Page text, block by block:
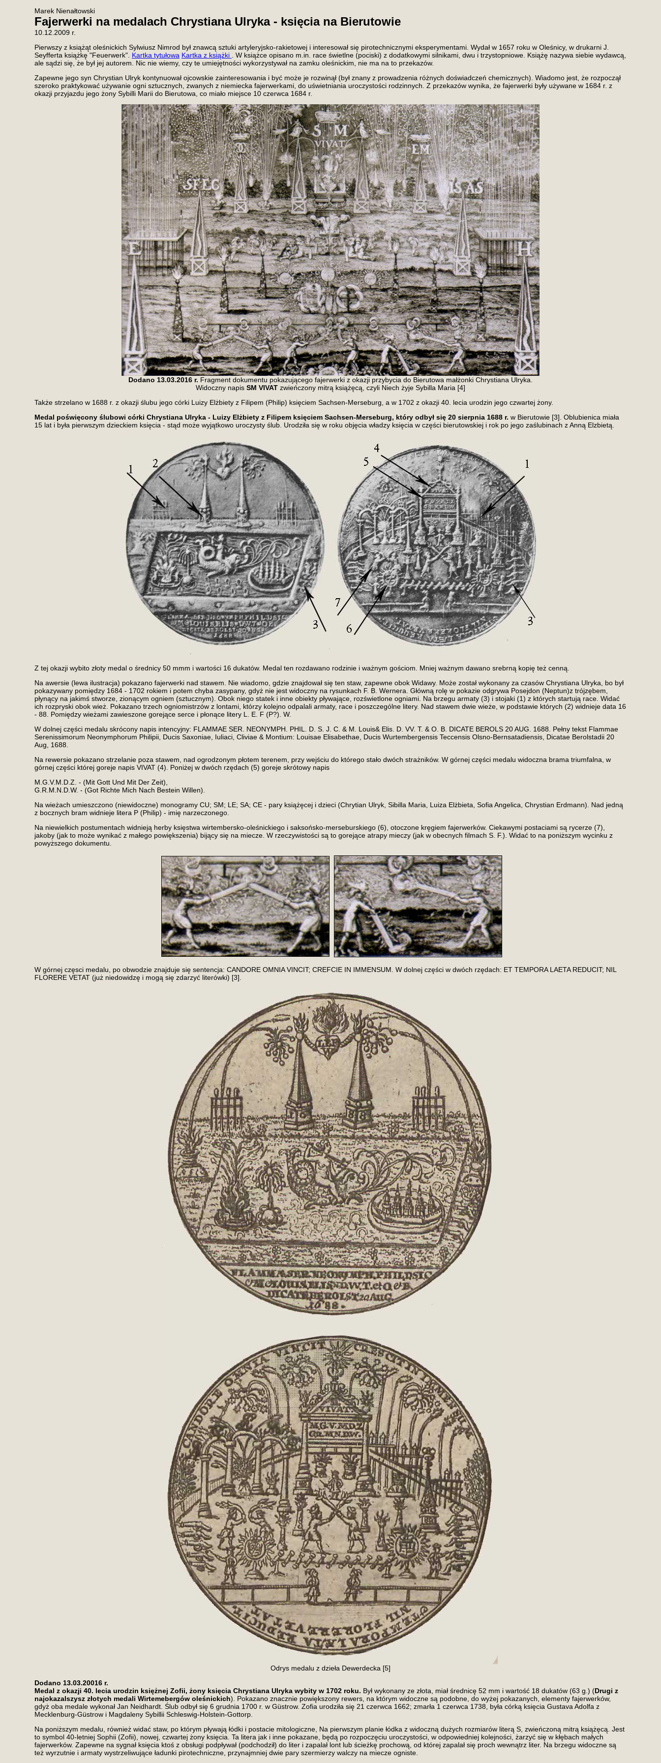
Marek Nienałtowski
Fajerwerki na medalach Chrystiana Ulryka - księcia na Bierutowie
10.12.2009 r.
Pierwszy z książąt oleśnickich Sylwiusz Nimrod był znawcą sztuki artyleryjsko-rakietowej i interesował się pirotechnicznymi eksperymentami. Wydał w 1657 roku w Oleśnicy, w drukarni J.
Seyfferta książkę "Feuerwerk". Kartka tytułowa Kartka z książki
. W książce opisano m.in. race świetlne (pociski) z dodatkowymi silnikami, dwu i trzystopniowe. Książę nazywa siebie wydawcą,
ale sądzi się, że był jej autorem. Nic nie wiemy, czy te umiejętności wykorzystywał na zamku oleśnickim, nie ma na to przekazów.
Zapewne jego syn Chrystian Ulryk kontynuował ojcowskie zainteresowania i być może je rozwinął (był znany z prowadzenia różnych doświadczeń chemicznych). Wiadomo jest, że rozpoczął
szeroko praktykować używanie ogni sztucznych, zwanych z niemiecka fajerwerkami, do uświetniania uroczystości rodzinnych. Z przekazów wynika, że fajerwerki były używane w 1684 r. z
okazji przyjazdu jego żony Sybilli Marii do Bierutowa, co miało miejsce 10 czerwca 1684 r.
Dodano 13.03.2016 r. Fragment dokumentu pokazującego fajerwerki z okazji przybycia do Bierutowa małżonki Chrystiana Ulryka.
Widoczny napis SM VIVAT zwieńczony mitrą książęcą, czyli Niech żyje Sybilla Maria [4]
Także strzelano w 1688 r. z okazji ślubu jego córki Luizy Elżbiety z Filipem (Philip) księciem Sachsen-Merseburg, a w 1702 z okazji 40. lecia urodzin jego czwartej żony.
Medal poświęcony ślubowi córki Chrystiana Ulryka - Luizy Elżbiety z Filipem księciem Sachsen-Merseburg, który odbył się 20 sierpnia 1688 r. w Bierutowie [3]. Oblubienica miała
15 lat i była pierwszym dzieckiem księcia - stąd może wyjątkowo uroczysty ślub. Urodziła się w roku objęcia władzy księcia w części bierutowskiej i rok po jego zaślubinach z Anną Elzbietą.
Z tej okazji wybito złoty medal o średnicy 50 mmm i wartości 16 dukatów. Medal ten rozdawano rodzinie i ważnym gościom. Mniej ważnym dawano srebrną kopię też cenną.
Na awersie (lewa ilustracja) pokazano fajerwerki nad stawem. Nie wiadomo, gdzie znajdował się ten staw, zapewne obok Widawy. Może został wykonany za czasów Chrystiana Ulryka, bo był
pokazywany pomiędzy 1684 - 1702 rokiem i potem chyba zasypany, gdyż nie jest widoczny na rysunkach F. B. Wernera. Główną rolę w pokazie odgrywa Posejdon (Neptun)z trójzębem,
płynący na jakimś stworze, zionącym ogniem (sztucznym). Obok niego statek i inne obiekty pływające, rozświetlone ogniami. Na brzegu armaty (3) i stojaki (1) z których startują race. Widać
ich rozpryski obok wież. Pokazano trzech ogniomistrzów z lontami, którzy kolejno odpalali armaty, race i poszczególne litery. Nad stawem dwie wieże, w podstawie których (2) widnieje data 16
- 88. Pomiędzy wieżami zawieszone gorejące serce i płonące litery L. E. F (P?). W.
W dolnej części medalu skrócony napis intencyjny: FLAMMAE SER. NEONYMPH. PHIL. D. S. J. C. & M. Louis& Elis. D. VV. T. & O. B. DICATE BEROLS 20 AUG. 1688. Pełny tekst Flammae
Serenissimorum Neonymphorum Philipii, Ducis Saxoniae, Iuliaci, Cliviae & Montium: Louisae Elisabethae, Ducis Wurtembergensis Teccensis Olsno-Bernsatadiensis, Dicatae Berolstadii 20
Aug, 1688.
Na rewersie pokazano strzelanie poza stawem, nad ogrodzonym płotem terenem, przy wejściu do którego stało dwóch strażników. W górnej części medalu widoczna brama triumfalna, w
górnej części której goreje napis VIVAT (4). Poniżej w dwóch rzędach (5) goreje skrótowy napis
M.G.V.M.D.Z. - (Mit Gott Und Mit Der Zeit),
G.R.M.N.D.W. - (Got Richte Mich Nach Bestein Willen).
Na wieżach umieszczono (niewidoczne) monogramy CU; SM; LE; SA; CE - pary książęcej i dzieci (Chrytian Ulryk, Sibilla Maria, Luiza Elżbieta, Sofia Angelica, Chrystian Erdmann). Nad jedną
z bocznych bram widnieje litera P (Philip) - imię narzeczonego.
Na niewielkich postumentach widnieją herby księstwa wirtembersko-oleśnickiego i saksońsko-merseburskiego (6), otoczone kręgiem fajerwerków. Ciekawymi postaciami są rycerze (7),
jakoby (jak to może wynikać z małego powiększenia) bijący się na miecze. W rzeczywistości są to gorejące atrapy mieczy (jak w obecnych filmach S. F.). Widać to na poniższym wycinku z
powyższego dokumentu.
W górnej częsci medalu, po obwodzie znajduje się sentencja: CANDORE OMNIA VINCIT; CREFCIE IN IMMENSUM. W dolnej części w dwóch rzędach: ET TEMPORA LAETA REDUCIT; NIL
FLORERE VETAT (już niedowidzę i mogą się zdarzyć literówki) [3].
Odrys medalu z dzieła Dewerdecka [5]
Dodano 13.03.20016 r.
Medal z okazji 40. lecia urodzin księżnej Zofii, żony księcia Chrystiana Ulryka wybity w 1702 roku. Był wykonany ze złota, miał średnicę 52 mm i wartość 18 dukatów (63 g.) (Drugi z
najokazalszysz złotych medali Wirtemebergów oleśnickich). Pokazano znacznie powiększony rewers, na którym widoczne są podobne, do wyżej pokazanych, elementy fajerwerków,
gdyż oba medale wykonał Jan Neidhardt. Ślub odbył się 6 grudnia 1700 r. w Güstrow. Zofia urodziła się 21 czerwca 1662; zmarła 1 czerwca 1738, była córką księcia Gustava Adolfa z
Mecklenburg-Güstrow i Magdaleny Sybillii Schleswig-Holstein-Gottorp.
Na poniższym medalu, również widać staw, po którym pływają łódki i postacie mitologiczne, Na pierwszym planie łódka z widoczną dużych rozmiarów literą S, zwieńczoną mitrą książęcą. Jest
to symbol 40-letniej Sophii (Zofii), nowej, czwartej żony księcia. Ta litera jak i inne pokazane, będą po rozpoczęciu uroczystości, w odpowiedniej kolejności, żarzyć się w kłębach małych
fajerwerków. Zapewne na sygnał księcia ktoś z obsługi podpływał (podchodził) do liter i zapalał lont lub ścieżkę prochową, od której zapalał się proch wewnątrz liter. Na brzegu widoczne są
też wyrzutnie i armaty wystrzeliwujące ładunki pirotechniczne, przynajmniej dwie pary szermierzy walczy na miecze ogniste.